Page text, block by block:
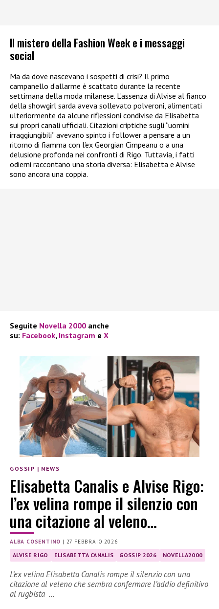
Il mistero della Fashion Week e i messaggi
social
Ma da dove nascevano i sospetti di crisi? Il primo
campanello d’allarme è scattato durante la recente
settimana della moda milanese. L’assenza di Alvise al fianco
della showgirl sarda aveva sollevato polveroni, alimentati
ulteriormente da alcune riflessioni condivise da Elisabetta
sui propri canali ufficiali. Citazioni criptiche sugli “uomini
irraggiungibili” avevano spinto i follower a pensare a un
ritorno di fiamma con l’ex Georgian Cimpeanu o a una
delusione profonda nei confronti di Rigo. Tuttavia, i fatti
odierni raccontano una storia diversa: Elisabetta e Alvise
sono ancora una coppia.
Seguite Novella 2000 anche
su: Facebook, Instagram e X
GOSSIP | NEWS
Elisabetta Canalis e Alvise Rigo:
l’ex velina rompe il silenzio con
una citazione al veleno…
ALBA COSENTINO | 27 FEBBRAIO 2026
ALVISE RIGO ELISABETTA CANALIS GOSSIP 2026 NOVELLA2000
L’ex velina Elisabetta Canalis rompe il silenzio con una
citazione al veleno che sembra confermare l’addio definitivo
al rugbista …